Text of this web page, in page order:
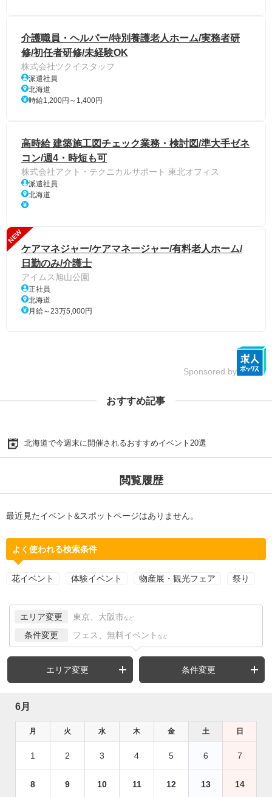
介護職員・ヘルパー/特別養護老人ホーム/実務者研
修/初任者研修/未経験OK
株式会社ツクイスタッフ
派遣社員
北海道
時給1,200円～1,400円
高時給 建築施工図チェック業務・検討図/準大手ゼネ
コン/週4・時短も可
株式会社アクト・テクニカルサポート 東北オフィス
派遣社員
北海道
NEW
ケアマネジャー/ケアマネージャー/有料老人ホーム/
日勤のみ/介護士
アイムス旭山公園
正社員
北海道
月給～23万5,000円
Sponsored by
おすすめ記事
北海道で今週末に開催されるおすすめイベント20選
閲覧履歴
最近見たイベント&スポットページはありません。
よく使われる検索条件
花イベント 体験イベント 物産展・観光フェア 祭り
エリア変更 東京、大阪市 など
条件変更 フェス、無料イベント など
エリア変更 条件変更
6月
月 火 水 木 金 土 日
1 2 3 4 5 6 7
8 9 10 11 12 13 14